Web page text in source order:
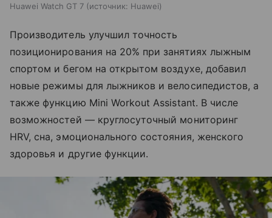
Huawei Watch GT 7 источник: Huawei
Производитель улучшил точность
позиционирования на 20% при занятиях лыжным
спортом и бегом на открытом воздухе, добавил
новые режимы для лыжников и велосипедистов, а
также функцию Mini Workout Assistant. В числе
возможностей — круглосуточный мониторинг
HRV, сна, эмоционального состояния, женского
здоровья и другие функции.